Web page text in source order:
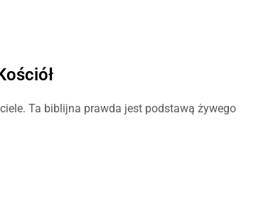
Ta biblijna prawda jest podstawą żywego